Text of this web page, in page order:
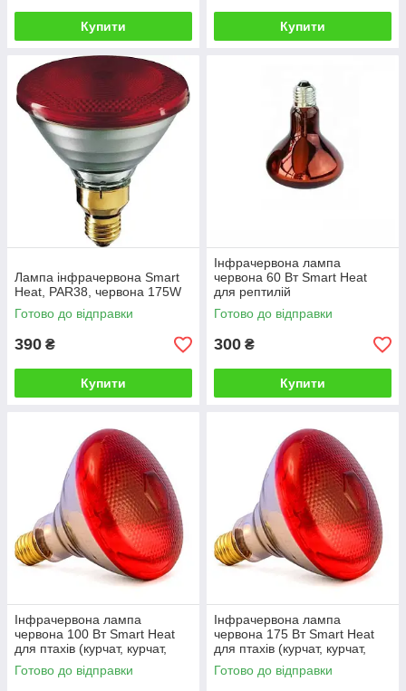
Купити Купити
Лампа інфрачервона Smart
Heat, PAR38, червона 175W
Готово до відправки
390 ₴
Купити
Інфрачервона лампа
червона 60 Вт Smart Heat
для рептилій
Готово до відправки
300 ₴
Купити
Інфрачервона лампа
червона 100 Вт Smart Heat
для птахів (курчат, курчат,
курей, перепелів, бройлера) і
тварин
Готово до відправки
Інфрачервона лампа
червона 175 Вт Smart Heat
для птахів (курчат, курчат,
курей, перепелів, бройлера) і
тварин
Готово до відправки